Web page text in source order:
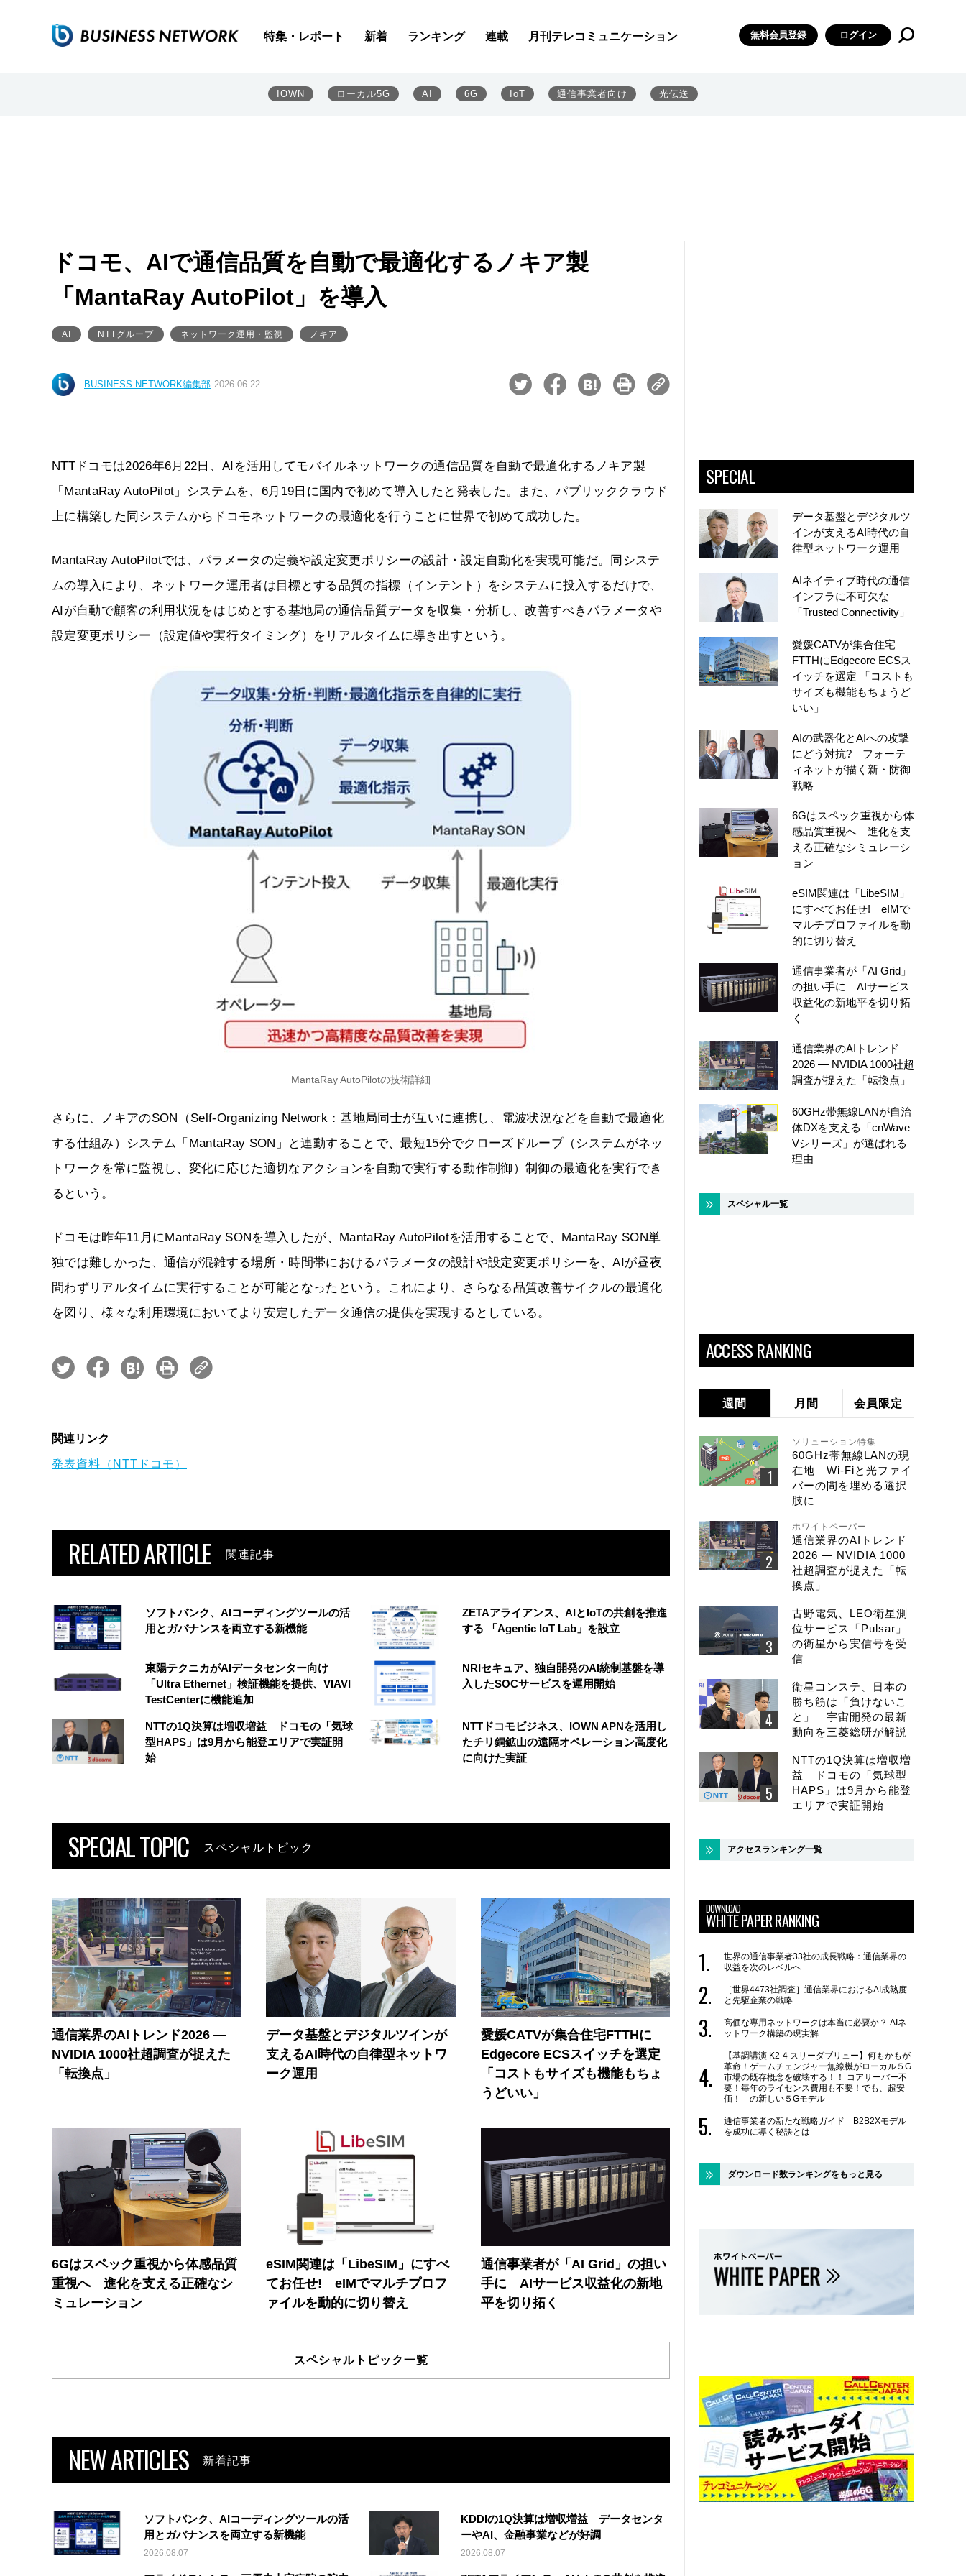
特集・レポート 新着 ランキング 連載 月刊テレコミュニケーション 無料会員登録 ログイン
IOWN ローカル5G AI 6G IoT 通信事業者向け 光伝送
ドコモ、AIで通信品質を自動で最適化するノキア製
「MantaRay AutoPilot」を導入
AI NTTグループ ネットワーク運用・監視 ノキア
BUSINESS NETWORK編集部 2026.06.22
NTTドコモは2026年6月22日、AIを活用してモバイルネットワークの通信品質を自動で最適化するノキア製
「MantaRay AutoPilot」システムを、6月19日に国内で初めて導入したと発表した。また、パブリッククラウド
上に構築した同システムからドコモネットワークの最適化を行うことに世界で初めて成功した。
MantaRay AutoPilotでは、パラメータの定義や設定変更ポリシーの設計・設定自動化を実現可能だ。同システ
ムの導入により、ネットワーク運用者は目標とする品質の指標（インテント）をシステムに投入するだけで、
AIが自動で顧客の利用状況をはじめとする基地局の通信品質データを収集・分析し、改善すべきパラメータや
設定変更ポリシー（設定値や実行タイミング）をリアルタイムに導き出すという。
MantaRay AutoPilotの技術詳細
さらに、ノキアのSON（Self-Organizing Network：基地局同士が互いに連携し、電波状況などを自動で最適化
する仕組み）システム「MantaRay SON」と連動することで、最短15分でクローズドループ（システムがネッ
トワークを常に監視し、変化に応じた適切なアクションを自動で実行する動作制御）制御の最適化を実行でき
るという。
ドコモは昨年11月にMantaRay SONを導入したが、MantaRay AutoPilotを活用することで、MantaRay SON単
独では難しかった、通信が混雑する場所・時間帯におけるパラメータの設計や設定変更ポリシーを、AIが昼夜
問わずリアルタイムに実行することが可能となったという。これにより、さらなる品質改善サイクルの最適化
を図り、様々な利用環境においてより安定したデータ通信の提供を実現するとしている。
関連リンク
発表資料（NTTドコモ）
RELATED ARTICLE 関連記事
ソフトバンク、AIコーディングツールの活
用とガバナンスを両立する新機能
ZETAアライアンス、AIとIoTの共創を推進
する 「Agentic IoT Lab」を設立
東陽テクニカがAIデータセンター向け
「Ultra Ethernet」検証機能を提供、VIAVI
TestCenterに機能追加
NRIセキュア、独自開発のAI統制基盤を導
入したSOCサービスを運用開始
NTTの1Q決算は増収増益 ドコモの「気球
型HAPS」は9月から能登エリアで実証開
始
NTTドコモビジネス、IOWN APNを活用し
たチリ銅鉱山の遠隔オペレーション高度化
に向けた実証
SPECIAL TOPIC スペシャルトピック
通信業界のAIトレンド2026 ―
NVIDIA 1000社超調査が捉えた
「転換点」
データ基盤とデジタルツインが
支えるAI時代の自律型ネットワ
ーク運用
愛媛CATVが集合住宅FTTHに
Edgecore ECSスイッチを選定
「コストもサイズも機能もちょ
うどいい」
6Gはスペック重視から体感品質
重視へ 進化を支える正確なシ
ミュレーション
eSIM関連は「LibeSIM」にすべ
てお任せ! eIMでマルチプロフ
ァイルを動的に切り替え
通信事業者が「AI Grid」の担い
手に AIサービス収益化の新地
平を切り拓く
スペシャルトピック一覧
NEW ARTICLES 新着記事
ソフトバンク、AIコーディングツールの活
用とガバナンスを両立する新機能
2026.08.07
KDDIの1Q決算は増収増益 データセンタ
ーやAI、金融事業などが好調
2026.08.07
SPECIAL
データ基盤とデジタルツ
インが支えるAI時代の自
律型ネットワーク運用
AIネイティブ時代の通信
インフラに不可欠な
「Trusted Connectivity」
愛媛CATVが集合住宅
FTTHにEdgecore ECSス
イッチを選定 「コストも
サイズも機能もちょうど
いい」
AIの武器化とAIへの攻撃
にどう対抗? フォーテ
ィネットが描く新・防御
戦略
6Gはスペック重視から体
感品質重視へ 進化を支
える正確なシミュレーシ
ョン
eSIM関連は「LibeSIM」
にすべてお任せ! eIMで
マルチプロファイルを動
的に切り替え
通信事業者が「AI Grid」
の担い手に AIサービス
収益化の新地平を切り拓
く
通信業界のAIトレンド
2026 ― NVIDIA 1000社超
調査が捉えた「転換点」
60GHz帯無線LANが自治
体DXを支える「cnWave
Vシリーズ」が選ばれる
理由
スペシャル一覧
ACCESS RANKING
週間 月間 会員限定
ソリューション特集
60GHz帯無線LANの現
在地 Wi-Fiと光ファイ
バーの間を埋める選択
肢に
ホワイトペーパー
通信業界のAIトレンド
2026 ― NVIDIA 1000
社超調査が捉えた「転
換点」
古野電気、LEO衛星測
位サービス「Pulsar」
の衛星から実信号を受
信
衛星コンステ、日本の
勝ち筋は「負けないこ
と」 宇宙開発の最新
動向を三菱総研が解説
NTTの1Q決算は増収増
益 ドコモの「気球型
HAPS」は9月から能登
エリアで実証開始
アクセスランキング一覧
DOWNLOAD
WHITE PAPER RANKING
世界の通信事業者33社の成長戦略：通信業界の
収益を次のレベルへ
［世界4473社調査］通信業界におけるAI成熟度
と先駆企業の戦略
高価な専用ネットワークは本当に必要か？ AIネ
ットワーク構築の現実解
【基調講演 K2-4 スリーダブリュー】何もかもが
革命！ゲームチェンジャー無線機がローカル５G
市場の既存概念を破壊する！！ コアサーバー不
要！毎年のライセンス費用も不要！でも、超安
価！ の新しい５Gモデル
通信事業者の新たな戦略ガイド B2B2Xモデル
を成功に導く秘訣とは
ダウンロード数ランキングをもっと見る